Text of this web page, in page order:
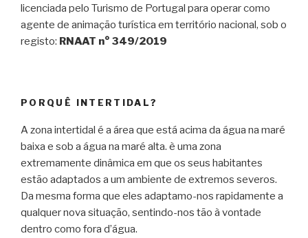
licenciada pelo Turismo de Portugal para operar como
agente de animação turística em território nacional, sob o
registo: RNAAT n° 349/2019
PORQUÊ INTERTIDAL?
A zona intertidal é a área que está acima da água na maré
baixa e sob a água na maré alta. è uma zona
extremamente dinâmica em que os seus habitantes
estão adaptados a um ambiente de extremos severos.
Da mesma forma que eles adaptamo-nos rapidamente a
qualquer nova situação, sentindo-nos tão à vontade
dentro como fora d’água.